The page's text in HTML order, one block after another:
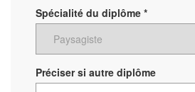
Spécialité du diplôme *
Préciser si autre diplôme